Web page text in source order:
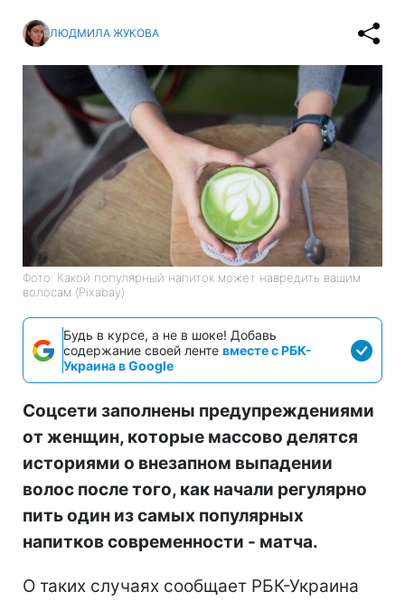
ЛЮДМИЛА ЖУКОВА
Фото: Какой популярный напиток может навредить вашим
волосам (Pixabay)
Будь в курсе, а не в шоке! Добавь
содержание своей ленте вместе с РБК-
Украина в Google
Соцсети заполнены предупреждениями
от женщин, которые массово делятся
историями о внезапном выпадении
волос после того, как начали регулярно
пить один из самых популярных
напитков современности - матча.
О таких случаях сообщает РБК-Украина